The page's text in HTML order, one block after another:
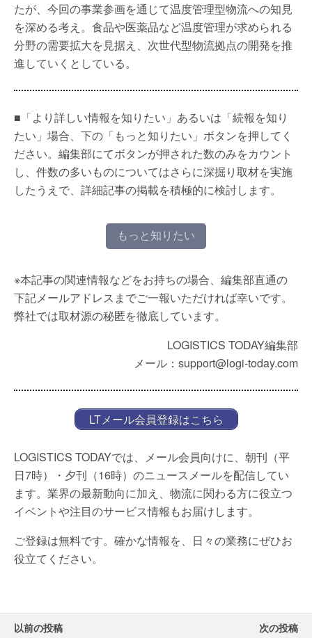
たが、今回の事業参画を通じて温度管理型物流への知見
を深める考え。食品や医薬品など温度管理が求められる
分野の需要拡大を見据え、次世代型物流拠点の開発を推
進していくとしている。
■「より詳しい情報を知りたい」あるいは「続報を知り
たい」場合、下の「もっと知りたい」ボタンを押してく
ださい。編集部にてボタンが押された数のみをカウント
し、件数の多いものについてはさらに深掘り取材を実施
したうえで、詳細記事の掲載を積極的に検討します。
もっと知りたい
※本記事の関連情報などをお持ちの場合、編集部直通の
下記メールアドレスまでご一報いただければ幸いです。
弊社では取材源の秘匿を徹底しています。
LOGISTICS TODAY編集部
メール：support@logi-today.com
LTメール会員登録はこちら
LOGISTICS TODAYでは、メール会員向けに、朝刊（平
日7時）・夕刊（16時）のニュースメールを配信してい
ます。業界の最新動向に加え、物流に関わる方に役立つ
イベントや注目のサービス情報もお届けします。
ご登録は無料です。確かな情報を、日々の業務にぜひお
役立てください。
以前の投稿 次の投稿